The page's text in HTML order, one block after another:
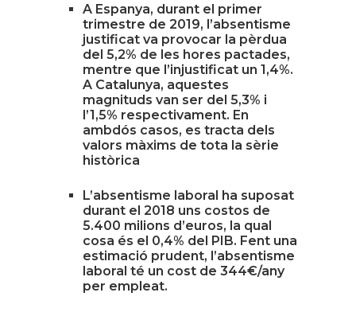
A Espanya, durant el primer
trimestre de 2019, l’absentisme
justificat va provocar la pèrdua
del 5,2% de les hores pactades,
mentre que l’injustificat un 1,4%.
A Catalunya, aquestes
magnituds van ser del 5,3% i
l’1,5% respectivament. En
ambdós casos, es tracta dels
valors màxims de tota la sèrie
històrica
L’absentisme laboral ha suposat
durant el 2018 uns costos de
5.400 milions d’euros, la qual
cosa és el 0,4% del PIB. Fent una
estimació prudent, l’absentisme
laboral té un cost de 344€/any
per empleat.